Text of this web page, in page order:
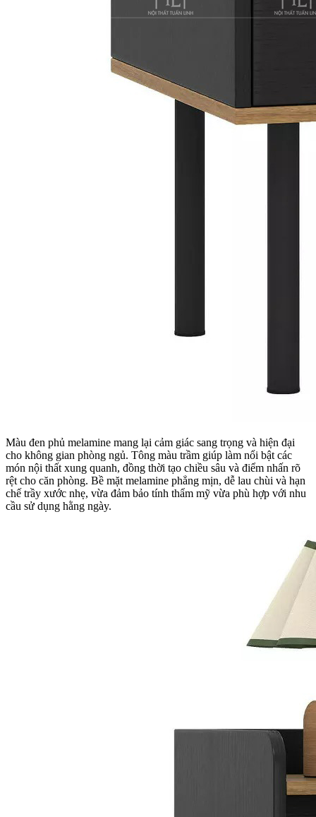
Màu đen phủ melamine mang lại cảm giác sang trọng và hiện đại
cho không gian phòng ngủ. Tông màu trầm giúp làm nổi bật các
món nội thất xung quanh, đồng thời tạo chiều sâu và điểm nhấn rõ
rệt cho căn phòng. Bề mặt melamine phẳng mịn, dễ lau chùi và hạn
chế trầy xước nhẹ, vừa đảm bảo tính thẩm mỹ vừa phù hợp với nhu
cầu sử dụng hằng ngày.